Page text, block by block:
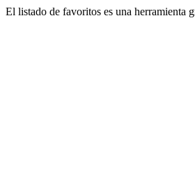
El listado de favoritos es una herramienta